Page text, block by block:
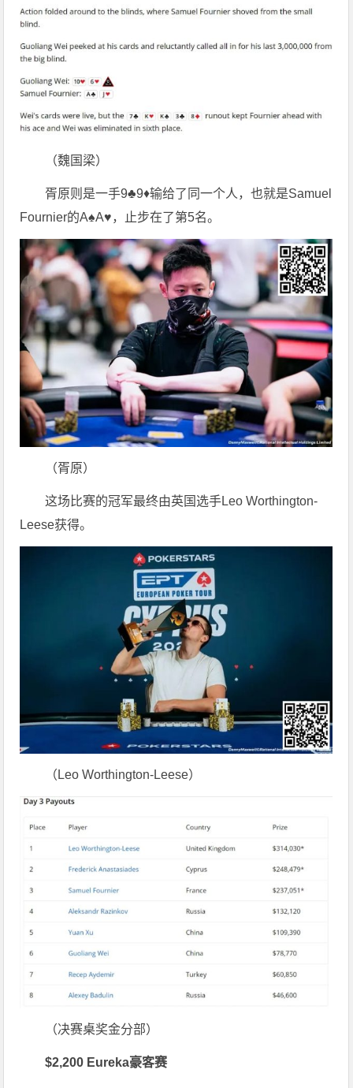
（魏国梁）
胥原则是一手9♣9♦输给了同一个人，也就是Samuel
Fournier的A♠A♥，止步在了第5名。
（胥原）
这场比赛的冠军最终由英国选手Leo Worthington-
Leese获得。
（Leo Worthington-Leese）
（决赛桌奖金分部）
$2,200 Eureka豪客赛